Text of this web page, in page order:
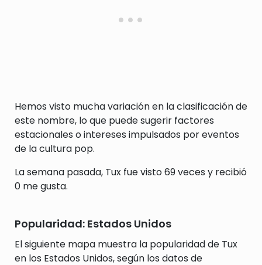
Hemos visto mucha variación en la clasificación de
este nombre, lo que puede sugerir factores
estacionales o intereses impulsados por eventos
de la cultura pop.
La semana pasada, Tux fue visto 69 veces y recibió
0 me gusta.
Popularidad: Estados Unidos
El siguiente mapa muestra la popularidad de Tux
en los Estados Unidos, según los datos de